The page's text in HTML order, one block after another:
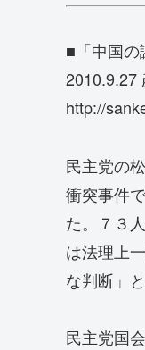
■「中国
2010.9.27
http://
民主党の
衝突事件
た。７３
は法理上
な判断」
民主党国